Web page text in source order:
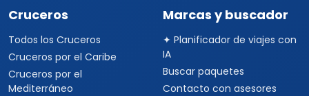
Cruceros
Todos los Cruceros
Cruceros por el Caribe
Cruceros por el
Mediterráneo
Marcas y buscador
✦ Planificador de viajes con
IA
Buscar paquetes
Contacto con asesores